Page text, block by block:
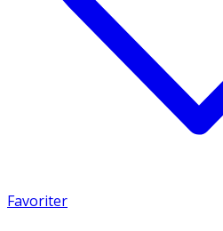
Favoriter